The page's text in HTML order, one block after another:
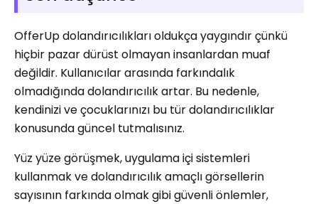
OfferUp dolandırıcılıkları oldukça yaygındır çünkü
hiçbir pazar dürüst olmayan insanlardan muaf
değildir. Kullanıcılar arasında farkındalık
olmadığında dolandırıcılık artar. Bu nedenle,
kendinizi ve çocuklarınızı bu tür dolandırıcılıklar
konusunda güncel tutmalısınız.
Yüz yüze görüşmek, uygulama içi sistemleri
kullanmak ve dolandırıcılık amaçlı görsellerin
sayısının farkında olmak gibi güvenli önlemler,